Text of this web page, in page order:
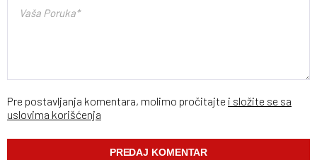
Pre postavljanja komentara, molimo pročitajte i složite se sa
uslovima korišćenja